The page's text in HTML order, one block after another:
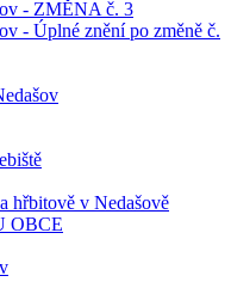
- ZMĚNA č. 3
- Úplné znění po změně č.
hřbitově v Nedašově
OBCE